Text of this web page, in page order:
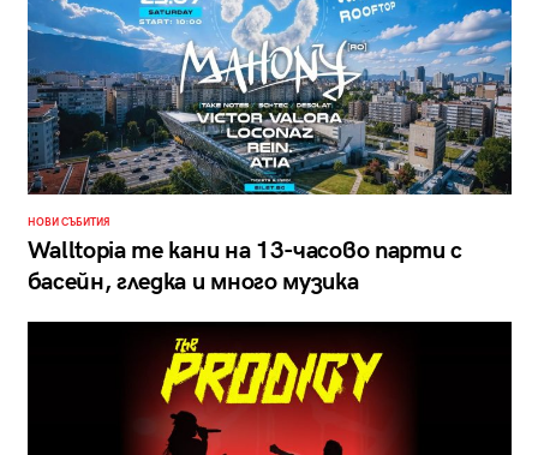
НОВИ СЪБИТИЯ
Walltopia те кани на 13-часово парти с
басейн, гледка и много музика